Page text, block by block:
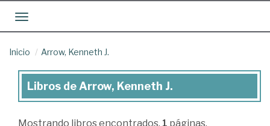
Toggle navigation
Inicio Arrow, Kenneth J.
Libros
Libros de Arrow, Kenneth J.
Mostrando libros encontrados. 1 páginas.